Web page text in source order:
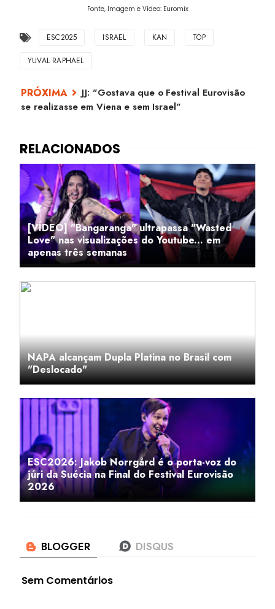
Fonte, Imagem e Vídeo: Euromix
ESC2025 ISRAEL KAN TOP
YUVAL RAPHAEL
JJ: "Gostava que o Festival Eurovisão
se realizasse em Viena e sem Israel"
[VÍDEO] "Bangaranga" ultrapassa "Wasted
Love" nas visualizações do Youtube... em
apenas três semanas
NAPA alcançam Dupla Platina no Brasil com
"Deslocado"
ESC2026: Jakob Norrgård é o porta-voz do
júri da Suécia na Final do Festival Eurovisão
2026
Sem Comentários